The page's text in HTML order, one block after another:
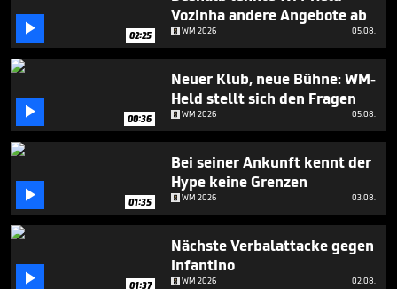
seconds
 02:25
Vozinha andere Angebote ab
WM 2026 05.08.
 00:36
Neuer Klub, neue Bühne: WM-
Held stellt sich den Fragen
WM 2026 05.08.
 01:35
Bei seiner Ankunft kennt der
Hype keine Grenzen
WM 2026 03.08.
 01:37
Nächste Verbalattacke gegen
Infantino
WM 2026 02.08.